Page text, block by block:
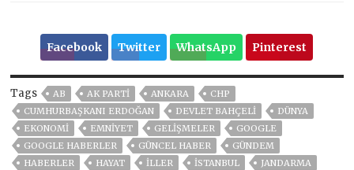
Facebook Twitter WhatsApp Pinterest
Tags AB AK PARTİ ANKARA
CHP
CUMHURBAŞKANI ERDOĞAN
DEVLET BAHÇELİ
DÜNYA
EKONOMİ
EMNİYET GELIŞMELER
GOOGLE
GOOGLE HABERLER
GÜNCEL HABER
GÜNDEM
HABERLER
HAYAT İLLER ISTANBUL
JANDARMA